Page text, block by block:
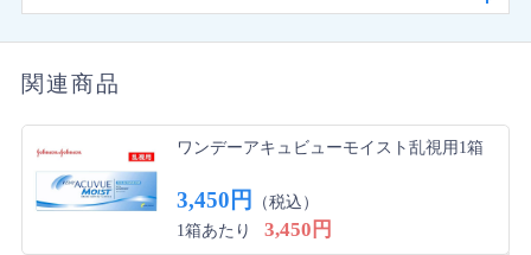
す。ただ、5個繋がっていて切り取りにくく、ハサミで
切らないと包装が破れます。それがちょっと面倒くさい
ジャミラ さん ★ ☆☆☆☆
付けにくく外れやすい
付ける際は非常に付けにくく、少しの涙で外れてしまい
ます。個人差はあると思いますが私には全く合いません
関連商品
ワンデーアキュビューモイスト乱視用1箱
3,450円
（税込）
1箱あたり
3,450円